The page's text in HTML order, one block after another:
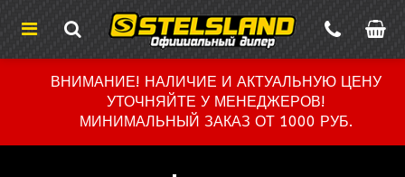
ВНИМАНИЕ! НАЛИЧИЕ И АКТУАЛЬНУЮ ЦЕНУ
УТОЧНЯЙТЕ У МЕНЕДЖЕРОВ!
МИНИМАЛЬНЫЙ ЗАКАЗ ОТ 1000 РУБ.